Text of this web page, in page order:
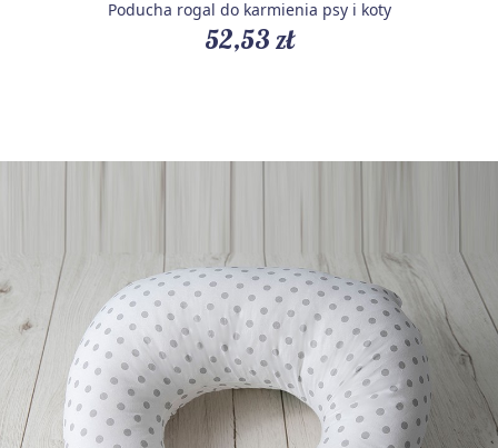
Poducha rogal do karmienia psy i koty
52,53 zł